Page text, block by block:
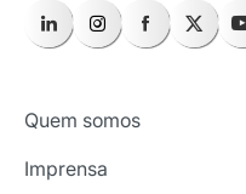
Quem somos
Imprensa